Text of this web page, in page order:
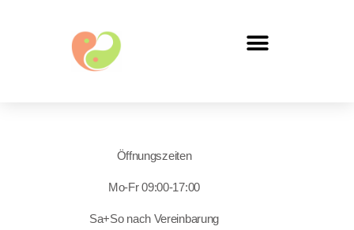
Öffnungszeiten
Mo-Fr 09:00-17:00
Sa+So nach Vereinbarung